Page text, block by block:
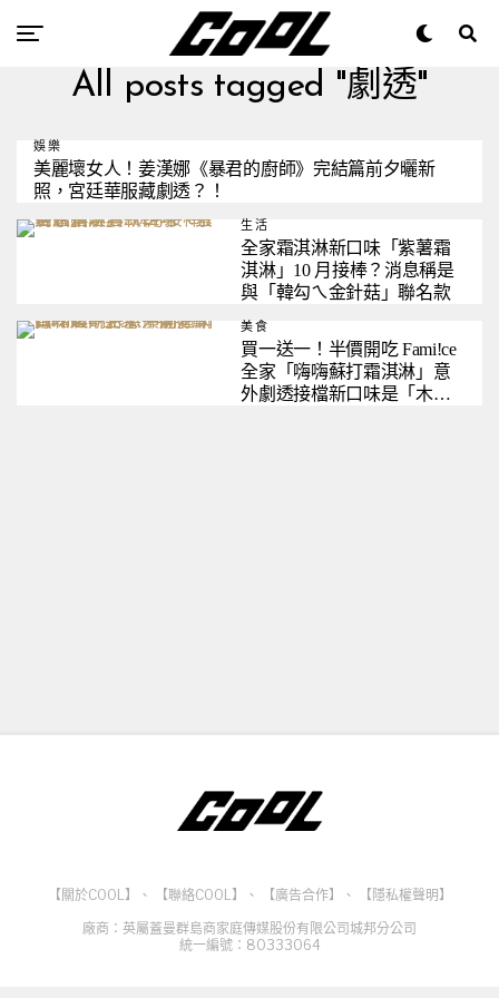
All posts tagged "劇透"
娛樂
美麗壞女人！姜漢娜《暴君的廚師》完結篇前夕曬新
照，宮廷華服藏劇透？！
生活
全家霜淇淋新口味「紫薯霜
淇淋」10 月接棒？消息稱是
與「韓勾ㄟ金針菇」聯名款
美食
買一送一！半價開吃 Fami!ce
全家「嗨嗨蘇打霜淇淋」意
外劇透接檔新口味是「木瓜
【關於COOL】 、 【聯絡COOL】 、 【廣告合作】 、
【隱私權聲明】
廠商：英屬蓋曼群島商家庭傳媒股份有限公司城邦分公司
統一編號：80333064